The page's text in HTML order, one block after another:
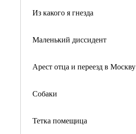
Из какого я гнезда
Маленький диссидент
Арест отца и переезд в Москву
Собаки
Тетка помещица